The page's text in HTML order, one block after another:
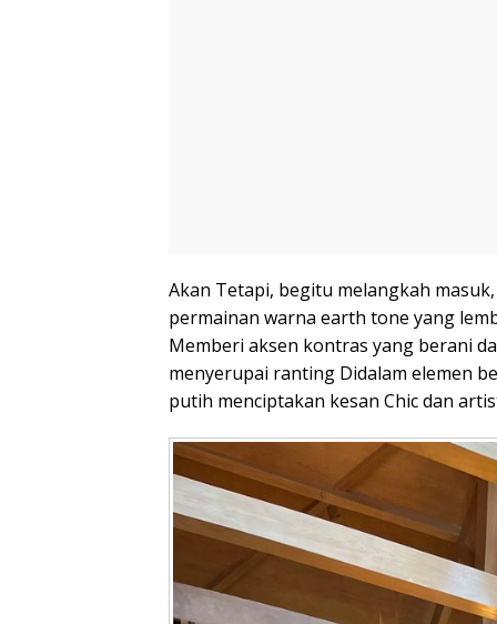
Akan Tetapi, begitu melangkah
permainan warna earth tone yang
Memberi aksen kontras yang berani
menyerupai ranting Didalam elemen
putih menciptakan kesan Chic dan